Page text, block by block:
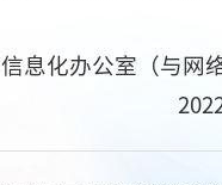
信息化办公室（与网